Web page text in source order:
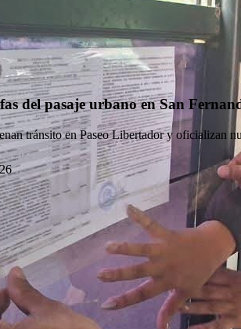
del pasaje urbano en San
tránsito en Paseo Libertador y oficializan